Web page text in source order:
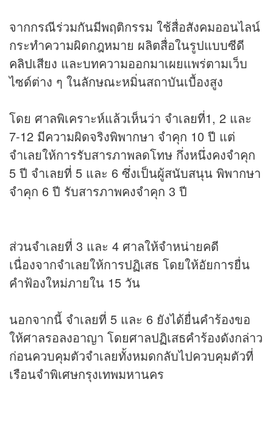
จากกรณีร่วมกันมีพฤติกรรม ใช้สื่อสังคมออนไลน์
กระทำความผิดกฎหมาย ผลิตสื่อในรูปแบบซีดี
คลิปเสียง และบทความออกมาเผยแพร่ตามเว็บ
ไซด์ต่าง ๆ ในลักษณะหมิ่นสถาบันเบื้องสูง
โดย ศาลพิเคราะห์แล้วเห็นว่า จำเลยที่1, 2 และ
7-12 มีความผิดจริงพิพากษา จำคุก 10 ปี แต่
จำเลยให้การรับสารภาพลดโทษ กึ่งหนึ่งคงจำคุก
5 ปี จำเลยที่ 5 และ 6 ซึ่งเป็นผู้สนับสนุน พิพากษา
จำคุก 6 ปี รับสารภาพคงจำคุก 3 ปี
ส่วนจำเลยที่ 3 และ 4 ศาลให้จำหน่ายคดี
เนื่องจากจำเลยให้การปฏิเสธ โดยให้อัยการยื่น
คำฟ้องใหม่ภายใน 15 วัน
นอกจากนี้ จำเลยที่ 5 และ 6 ยังได้ยื่นคำร้องขอ
ให้ศาลรอลงอาญา โดยศาลปฏิเสธคำร้องดังกล่าว
ก่อนควบคุมตัวจำเลยทั้งหมดกลับไปควบคุมตัวที่
เรือนจำพิเศษกรุงเทพมหานคร